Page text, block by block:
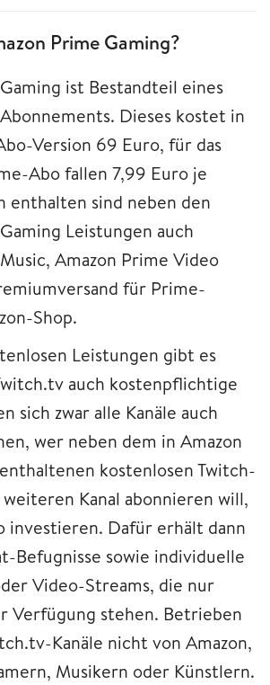
Prime Gaming?
ist Bestandteil eines
Dieses kostet in
Version 69 Euro, für das
Abo fallen 7,99 Euro je
enthalten sind neben den
Leistungen auch
Amazon Prime Video
für Prime-
Shop.
Leistungen gibt es
auch kostenpflichtige
sich zwar alle Kanäle auch
wer neben dem in Amazon
kostenlosen Twitch-
weiteren Kanal abonnieren will,
investieren. Dafür erhält dann
Befugnisse sowie individuelle
Video-Streams, die nur
Verfügung stehen. Betrieben
Kanäle nicht von Amazon,
Musikern oder Künstlern.